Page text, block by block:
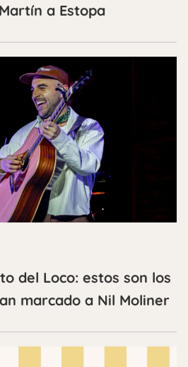
a Estopa
del Loco: estos son los
marcado a Nil Moliner